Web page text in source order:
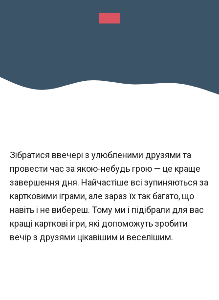
Зібратися ввечері з улюбленими друзями та
провести час за якою-небудь грою — це краще
завершення дня. Найчастіше всі зупиняються за
картковими іграми, але зараз їх так багато, що
навіть і не вибереш. Тому ми і підібрали для вас
кращі карткові ігри, які допоможуть зробити
вечір з друзями цікавішим и веселішим.